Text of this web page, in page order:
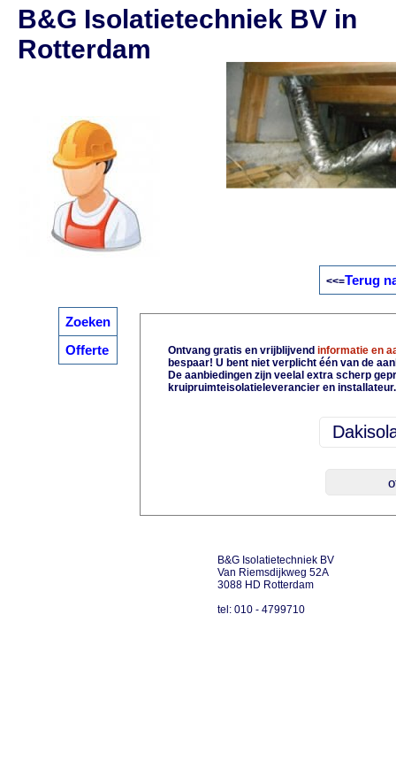
Zoeken
Offerte
B&G Isolatietechniek BV in
Rotterdam
<<=Terug
Ontvang gratis en vrijblijvendinformatie en
bespaar! U bent niet verplicht één van de
De aanbiedingen zijn veelal extra scherp
kruipruimteisolatieleverancier en
B&G Isolatietechniek BV
Van Riemsdijkweg 52A
3088 HD Rotterdam
tel: 010 - 4799710